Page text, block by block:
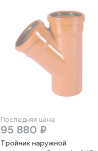
Последняя цена
95 880 ₽
Тройник наружной